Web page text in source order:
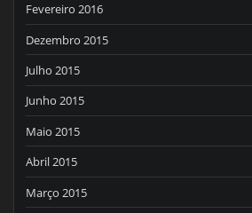
Fevereiro 2016
Dezembro 2015
Julho 2015
Junho 2015
Maio 2015
Abril 2015
Março 2015